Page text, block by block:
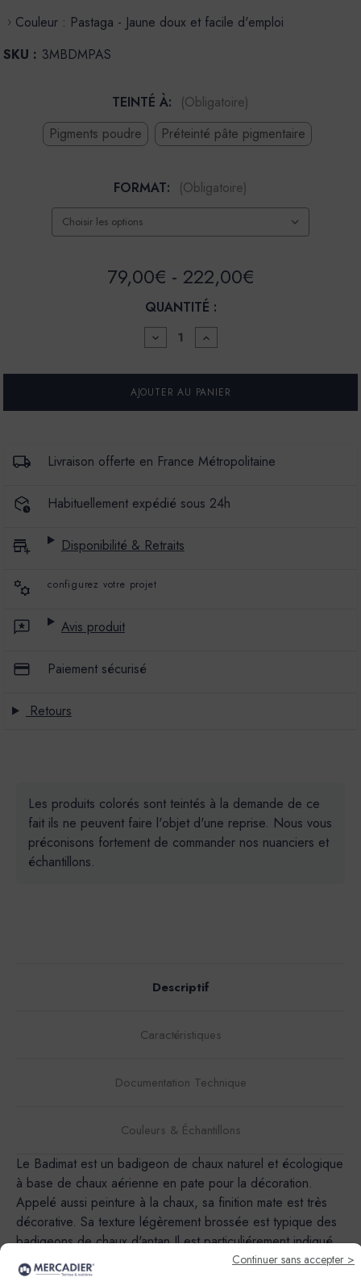
Couleur : Pastaga - Jaune doux et facile d'emploi
SKU : 3MBDMPAS
TEINTÉ À:
(Obligatoire)
Pigments poudre
Préteinté pâte pigmentaire
FORMAT: (Obligatoire)
79,00€ - 222,00€
QUANTITÉ :
DIMINUER
LA
POUR
BADIGEON
CHAUX
COULEUR
PASTAGA
AUGMENTER
LA
POUR
BADIGEON
CHAUX
COULEUR
PASTAGA
Livraison offerte en France Métropolitaine
Habituellement expédié sous 24h
Disponibilité & Retraits
configurez votre projet
Avis produit
Paiement sécurisé
Retours
Les produits colorés sont teintés à la demande de ce
fait ils ne peuvent faire l'objet d'une reprise. Nous vous
préconisons fortement de commander nos nuanciers et
échantillons.
Descriptif
Caractéristiques
Documentation Technique
Couleurs & Échantillons
Le Badimat est un badigeon de chaux naturel et écologique
à base de chaux aérienne en pate pour la décoration.
Appelé aussi peinture à la chaux, sa finition mate est très
décorative. Sa texture légèrement brossée est typique des
badigeons de chaux d'antan.Il est particuliérement indiqué
pour les batiments historiques et d'interet artistique, dans
les programmes de revalorisation des vieux centres villes et
Continuer sans accepter >